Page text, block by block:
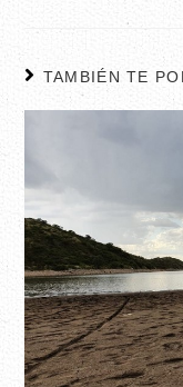
TAMBIÉN TE